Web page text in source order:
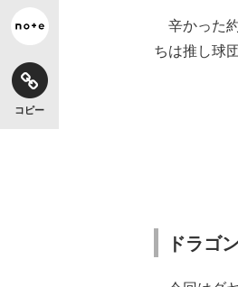
コピー
辛かった
ちは推し球
ドラゴ